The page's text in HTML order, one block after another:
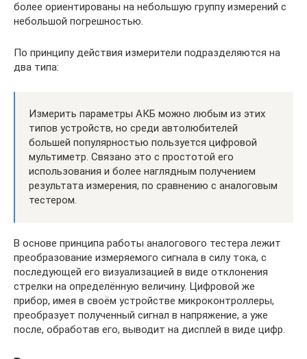
более ориентированы на небольшую группу измерений с
небольшой погрешностью.
По принципу действия измерители подразделяются на
два типа:
Измерить параметры АКБ можно любым из этих
типов устройств, но среди автолюбителей
большей популярностью пользуется цифровой
мультиметр. Связано это с простотой его
использования и более наглядным получением
результата измерения, по сравнению с аналоговым
тестером.
В основе принципа работы аналогового тестера лежит
преобразование измеряемого сигнала в силу тока, с
последующей его визуализацией в виде отклонения
стрелки на определённую величину. Цифровой же
прибор, имея в своём устройстве микроконтроллеры,
преобразует полученный сигнал в напряжение, а уже
после, обработав его, выводит на дисплей в виде цифр.